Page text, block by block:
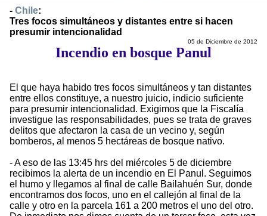
- Chile:
Tres focos simultáneos y distantes entre si hacen
presumir intencionalidad
05 de Diciembre de 2012
Incendio en bosque Panul
El que haya habido tres focos simultáneos y tan distantes
entre ellos constituye, a nuestro juicio, indicio suficiente
para presumir intencionalidad. Exigimos que la Fiscalía
investigue las responsabilidades, pues se trata de graves
delitos que afectaron la casa de un vecino y, según
bomberos, al menos 5 hectáreas de bosque nativo.
- A eso de las 13:45 hrs del miércoles 5 de diciembre
recibimos la alerta de un incendio en El Panul. Seguimos
el humo y llegamos al final de calle Bailahuén Sur, donde
encontramos dos focos, uno en el callejón al final de la
calle y otro en la parcela 161 a 200 metros el uno del otro.